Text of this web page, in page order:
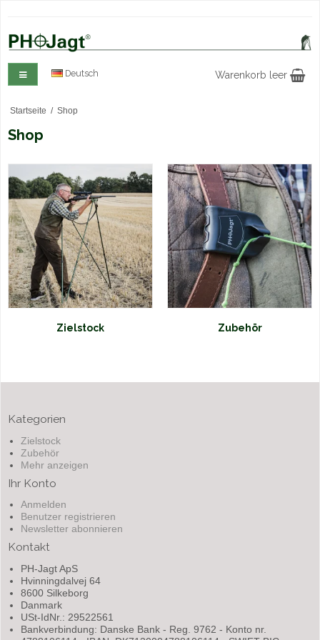
Deutsch Warenkorb leer
Startseite / Shop
Shop
Zielstock Zubehör
Kategorien
Zielstock
Zubehör
Mehr anzeigen
Ihr Konto
Anmelden
Benutzer registrieren
Newsletter abonnieren
Kontakt
PH-Jagt ApS
Hvinningdalvej 64
8600 Silkeborg
Danmark
USt-IdNr.: 29522561
Bankverbindung: Danske Bank - Reg. 9762 - Konto nr.